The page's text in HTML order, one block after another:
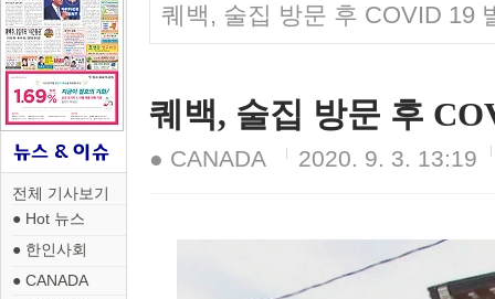
전체 기사보기
● Hot 뉴스
● 한인사회
● CANADA
퀘백, 술집 방문 후 COVID 19
퀘백, 술집 방문 후
● CANADA 2020. 9. 3. 13:19